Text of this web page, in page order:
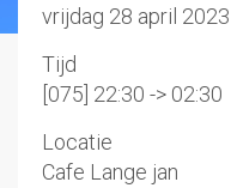
vrijdag 28 april 2023
Tijd
[075] 22:30 -> 02:30
Locatie
Cafe Lange jan